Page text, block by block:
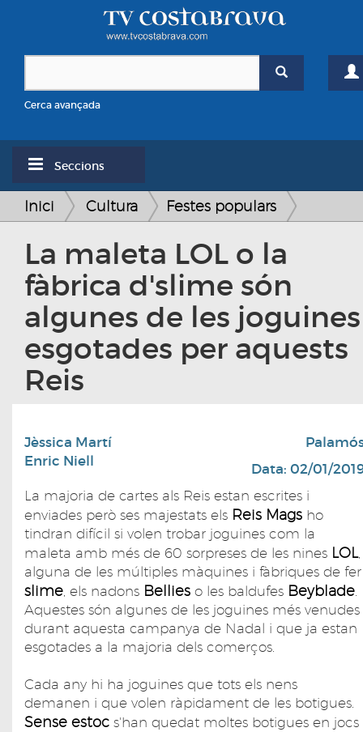
Cerca avançada
Seccions
Inici Cultura Festes populars
La maleta LOL o la
fàbrica d'slime són
algunes de les joguines
esgotades per aquests
Reis
Jèssica Martí
Enric Niell
Data: 02/01/
La majoria de cartes als Reis estan escrites i
enviades però ses majestats els Reis Mags ho
tindran difícil si volen trobar joguines com la
maleta amb més de 60 sorpreses de les nines LOL,
alguna de les múltiples màquines i fàbriques de fer
slime, els nadons Bellies o les baldufes Beyblade.
Aquestes són algunes de les joguines més venudes
durant aquesta campanya de Nadal i que ja estan
esgotades a la majoria dels comerços.
Cada any hi ha joguines que tots els nens
demanen i que volen ràpidament de les botigues.
Sense estoc s'han quedat moltes botigues en jocs